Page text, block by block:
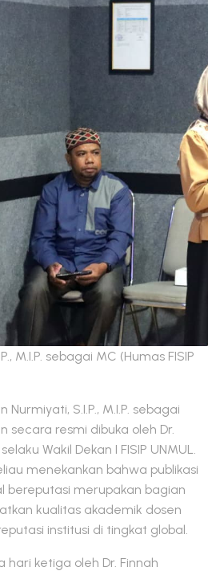
M.I.P. sebagai MC (Humas FISIP
S.I.P., M.I.P. sebagai
secara resmi dibuka oleh Dr.
Wakil Dekan I FISIP UNMUL.
menekankan bahwa publikasi
bereputasi merupakan bagian
kualitas akademik dosen
institusi di tingkat global.
hari ketiga oleh Dr. Finnah